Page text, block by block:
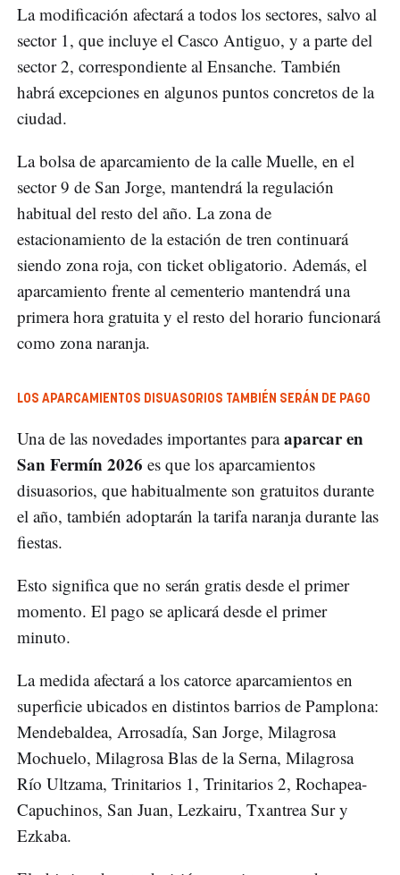
La modificación afectará a todos los sectores, salvo al
sector 1, que incluye el Casco Antiguo, y a parte del
sector 2, correspondiente al Ensanche. También
habrá excepciones en algunos puntos concretos de la
ciudad.
La bolsa de aparcamiento de la calle Muelle, en el
sector 9 de San Jorge, mantendrá la regulación
habitual del resto del año. La zona de
estacionamiento de la estación de tren continuará
siendo zona roja, con ticket obligatorio. Además, el
aparcamiento frente al cementerio mantendrá una
primera hora gratuita y el resto del horario funcionará
como zona naranja.
LOS APARCAMIENTOS DISUASORIOS TAMBIÉN SERÁN DE PAGO
Una de las novedades importantes paraaparcar en
San Fermín 2026 es que los aparcamientos
disuasorios, que habitualmente son gratuitos durante
el año, también adoptarán la tarifa naranja durante las
fiestas.
Esto significa que no serán gratis desde el primer
momento. El pago se aplicará desde el primer
minuto.
La medida afectará a los catorce aparcamientos en
superficie ubicados en distintos barrios de Pamplona:
Mendebaldea, Arrosadía, San Jorge, Milagrosa
Mochuelo, Milagrosa Blas de la Serna, Milagrosa
Río Ultzama, Trinitarios 1, Trinitarios 2, Rochapea-
Capuchinos, San Juan, Lezkairu, Txantrea Sur y
Ezkaba.